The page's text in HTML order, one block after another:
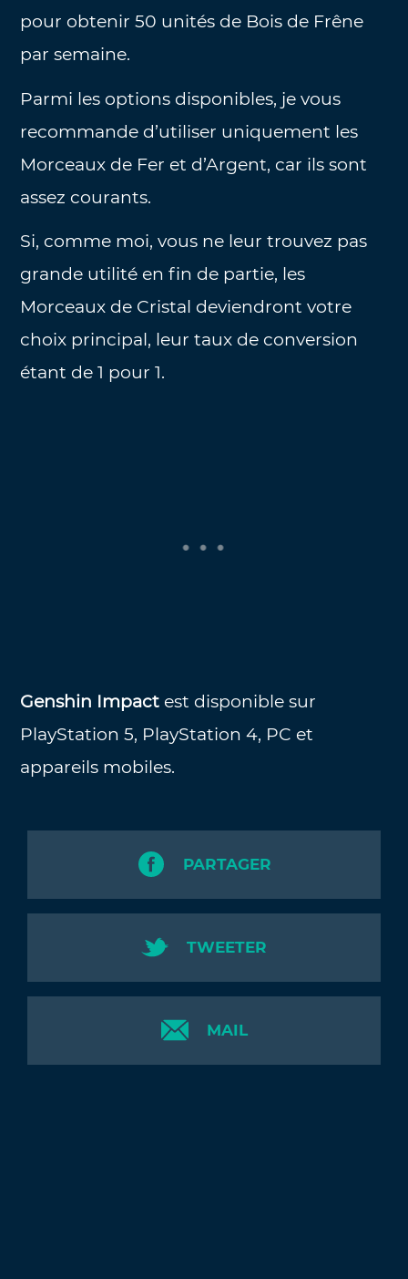
pour obtenir 50 unités de Bois de Frêne
par semaine.
Parmi les options disponibles, je vous
recommande d’utiliser uniquement les
Morceaux de Fer et d’Argent, car ils sont
assez courants.
Si, comme moi, vous ne leur trouvez pas
grande utilité en fin de partie, les
Morceaux de Cristal deviendront votre
choix principal, leur taux de conversion
étant de 1 pour 1.
Genshin Impact est disponible sur
PlayStation 5, PlayStation 4, PC et
appareils mobiles.
PARTAGER
TWEETER
MAIL